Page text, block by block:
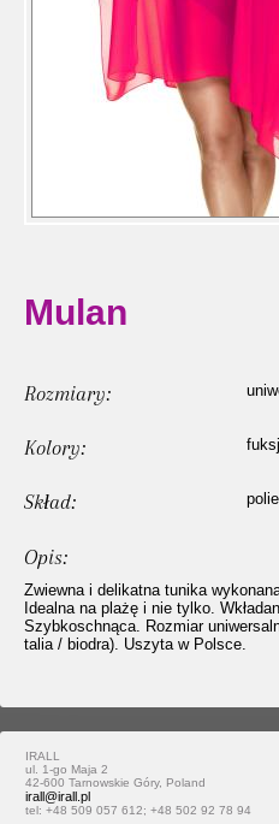
Mulan
Rozmiary:
Kolory:
Skład:
Opis:
Zwiewna i delikatna tunika
Idealna na plażę i nie tylko.
Szybkoschnąca. Rozmiar
talia / biodra). Uszyta w Polsce.
IRALL
ul. 1-go Maja 2
42-600 Tarnowskie Góry, Poland
irall@irall.pl
tel: +48 509 057 612; +48 502 92 78 94